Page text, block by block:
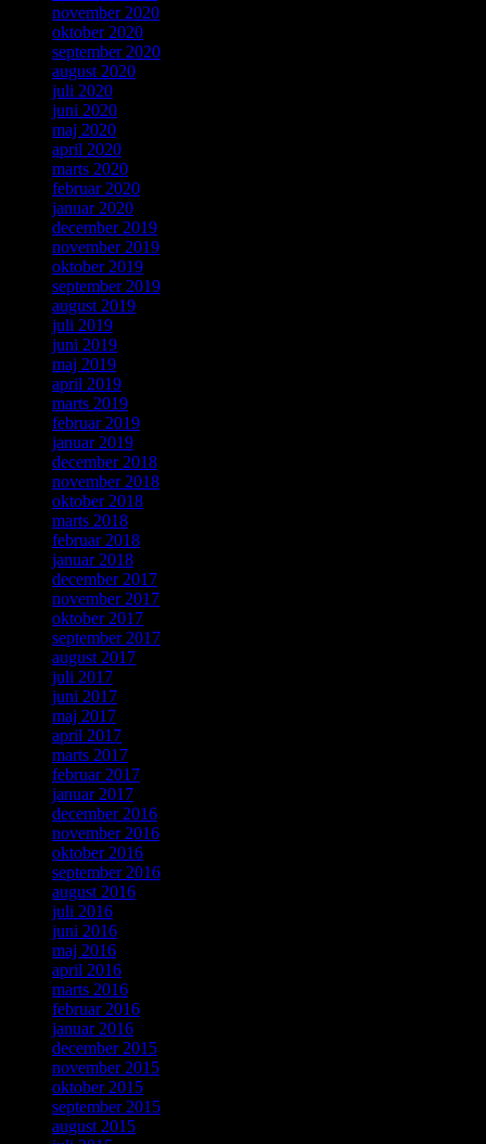
november 2020
oktober 2020
september 2020
august 2020
juli 2020
juni 2020
maj 2020
april 2020
marts 2020
februar 2020
januar 2020
december 2019
november 2019
oktober 2019
september 2019
august 2019
juli 2019
juni 2019
maj 2019
april 2019
marts 2019
februar 2019
januar 2019
december 2018
november 2018
oktober 2018
marts 2018
februar 2018
januar 2018
december 2017
november 2017
oktober 2017
september 2017
august 2017
juli 2017
juni 2017
maj 2017
april 2017
marts 2017
februar 2017
januar 2017
december 2016
november 2016
oktober 2016
september 2016
august 2016
juli 2016
juni 2016
maj 2016
april 2016
marts 2016
februar 2016
januar 2016
december 2015
november 2015
oktober 2015
september 2015
august 2015